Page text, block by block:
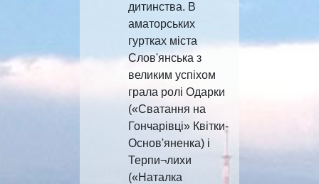
дитинства. В
аматорських
гуртках міста
Слов'янська з
великим успіхом
грала ролі Одарки
(«Сватання на
Гончарівці» Квітки-
Основ'яненка) і
Терпи¬лихи
(«Наталка